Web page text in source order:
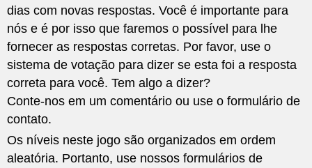
dias com novas respostas. Você é importante para
nós e é por isso que faremos o possível para lhe
fornecer as respostas corretas. Por favor, use o
sistema de votação para dizer se esta foi a resposta
correta para você. Tem algo a dizer?
Conte-nos em um comentário ou use o formulário de
contato.
Os níveis neste jogo são organizados em ordem
aleatória. Portanto, use nossos formulários de